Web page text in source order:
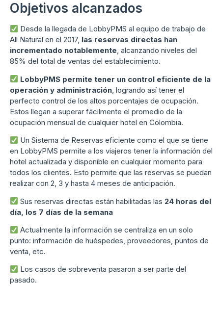
Objetivos alcanzados
Desde la llegada de LobbyPMS al equipo de trabajo de
All Natural en el 2017, las reservas directas han
incrementado notablemente, alcanzando niveles del
85% del total de ventas del establecimiento.
LobbyPMS permite tener un control eficiente de la
operación y administración, logrando así tener el
perfecto control de los altos porcentajes de ocupación.
Estos llegan a superar fácilmente el promedio de la
ocupación mensual de cualquier hotel en Colombia.
Un Sistema de Reservas eficiente como el que se tiene
en LobbyPMS permite a los viajeros tener la información del
hotel actualizada y disponible en cualquier momento para
todos los clientes. Esto permite que las reservas se puedan
realizar con 2, 3 y hasta 4 meses de anticipación.
Sus reservas directas están habilitadas las 24 horas del
día, los 7 días de la semana
Actualmente la información se centraliza en un solo
punto: información de huéspedes, proveedores, puntos de
venta, etc.
Los casos de sobreventa pasaron a ser parte del
pasado.